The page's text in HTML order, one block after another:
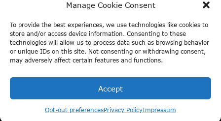
Manage Cookie Consent
To provide the best experiences, we use technologies like cookies to
store and/or access device information. Consenting to these
technologies will allow us to process data such as browsing behavior
or unique IDs on this site. Not consenting or withdrawing consent,
may adversely affect certain features and functions.
Accept
Opt-out preferencesPrivacy PolicyImpressum
Canal Motorboats
Eco Boats Amsterdam
A’DAM VR Game Park
Partner
© 2026 ThingstodoinAmsterdam.com · All rights reserved